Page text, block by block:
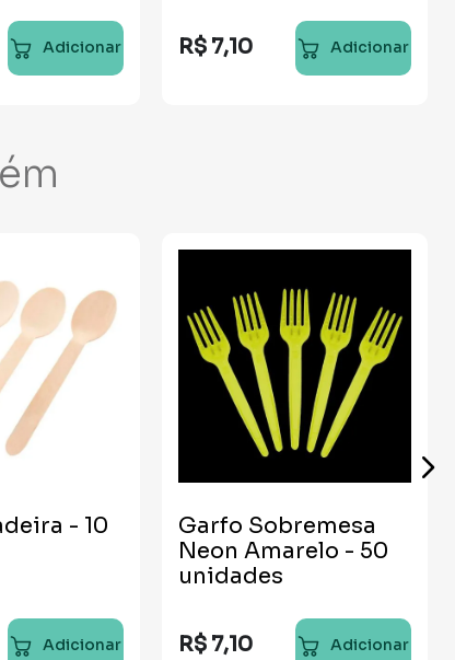
Adicionar R$ 7,10 Adicionar
- 10
Adicionar
Garfo Sobremesa
Neon Amarelo - 50
unidades
R$ 7,10 Adicionar